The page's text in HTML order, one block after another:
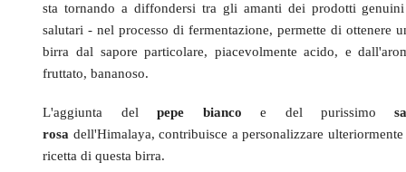
sta tornando a diffondersi tra gli amanti dei prodotti
salutari - nel processo di fermentazione, permette di ottenere
birra dal sapore particolare, piacevolmente acido, e
fruttato, bananoso.
L'aggiunta delpepe bianco e del purissimo
rosa dell'Himalaya, contribuisce a personalizzare ulteriormente
ricetta di questa birra.